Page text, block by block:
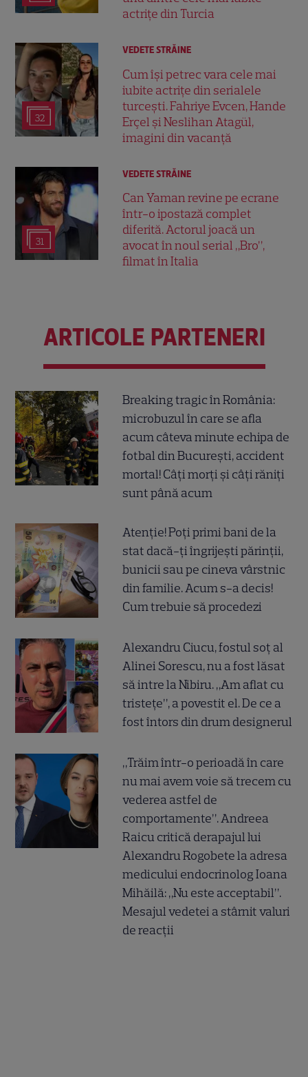
actrițe din Turcia
32
VEDETE STRĂINE
Cum își petrec vara cele mai
iubite actrițe din serialele
turcești. Fahriye Evcen, Hande
Erçel și Neslihan Atagül,
imagini din vacanță
31
VEDETE STRĂINE
Can Yaman revine pe ecrane
într-o ipostază complet
diferită. Actorul joacă un
avocat în noul serial „Bro”,
filmat în Italia
ARTICOLE PARTENERI
Breaking tragic în România:
microbuzul în care se afla
acum câteva minute echipa de
fotbal din București, accident
mortal! Câți morți și câți răniți
sunt până acum
Atenție! Poți primi bani de la
stat dacă-ți îngrijești părinții,
bunicii sau pe cineva vârstnic
din familie. Acum s-a decis!
Cum trebuie să procedezi
Alexandru Ciucu, fostul soț al
Alinei Sorescu, nu a fost lăsat
să intre la Nibiru. „Am aflat cu
tristețe”, a povestit el. De ce a
fost întors din drum designerul
„Trăim într-o perioadă în care
nu mai avem voie să trecem cu
vederea astfel de
comportamente”. Andreea
Raicu critică derapajul lui
Alexandru Rogobete la adresa
medicului endocrinolog Ioana
Mihăilă: „Nu este acceptabil”.
Mesajul vedetei a stârnit valuri
de reacții